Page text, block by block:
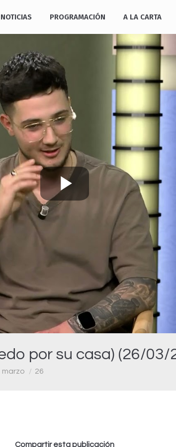
NOTICIAS PROGRAMACIÓN A LA CARTA
por su casa) (26/03/
marzo 26
Play
Video
Compartir esta publicación